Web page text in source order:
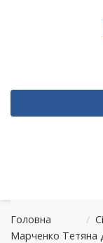
Головна /
Марченко Тетяна